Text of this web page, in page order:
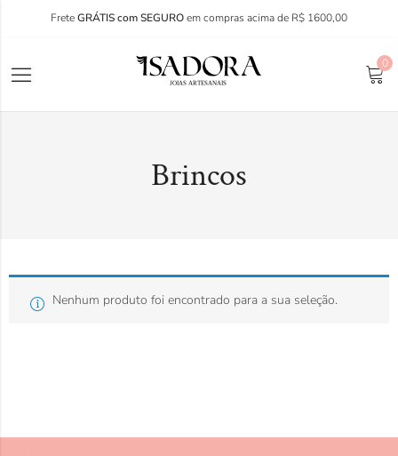
FreteGRÁTIS com SEGUROem compras acima de R$ 1600,00
0
Brincos
Nenhum produto foi encontrado para a sua seleção.